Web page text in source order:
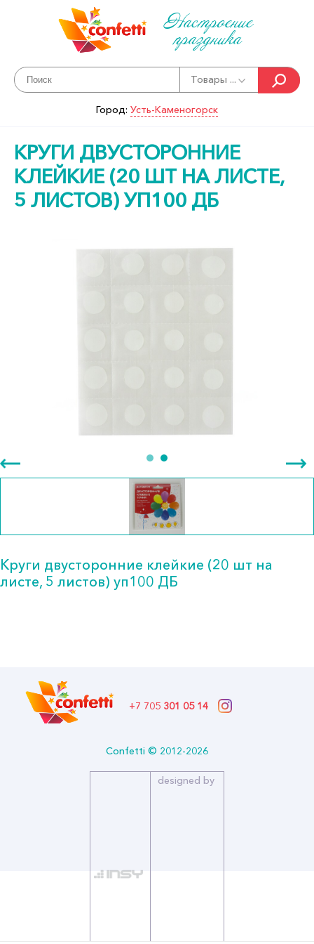
Настроение
праздника
Товары ...
Город: Усть-Каменогорск
КРУГИ ДВУСТОРОННИЕ
КЛЕЙКИЕ (20 ШТ НА ЛИСТЕ,
5 ЛИСТОВ) УП100 ДБ
Круги двусторонние клейкие (20 шт на
листе, 5 листов) уп100 ДБ
Формат: *Аксессуар для воздушных шаров
Описание:
Количество в упаковке: 20
Двусторонние клейкие кружочки, которые позволяют надежно
скреплять шары между собой или прикреплять к различным
+7 705 301 05 14
Confetti © 2012-2026
designed by